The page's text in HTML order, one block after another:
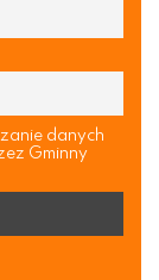
danych
Gminny